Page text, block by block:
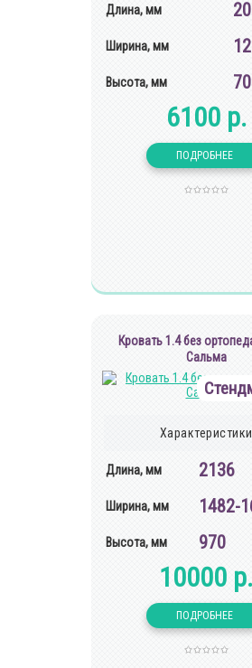
Длина, мм
Ширина, мм
Высота, мм
6100 р.
Кровать 1.4 без
Сальма
Характеристики
Длина, мм 2136
Ширина, мм 1482-
Высота, мм 970
10000 р.